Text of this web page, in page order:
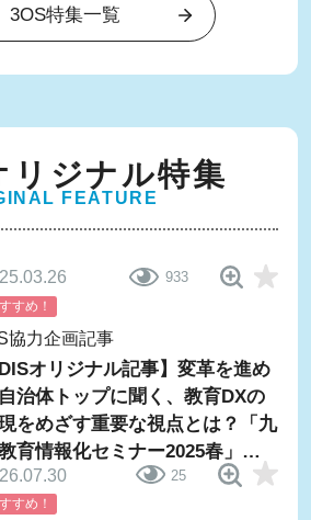
3OS特集一覧
リジナル特集
FEATURE
すめ！
933
協力企画記事
DISオリジナル記事】変革を進め
治体トップに聞く、教育DXの
をめざす重要な視点とは？「九
育情報化セミナー2025春」鼎
ポート
すめ！
25